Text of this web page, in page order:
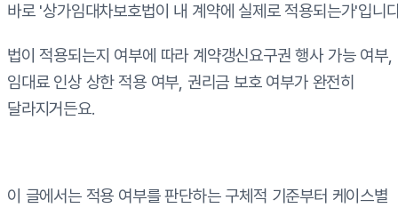
바로 '상가임대차보호법이 내 계약에 실제로 적용되는가'입니
법이 적용되는지 여부에 따라 계약갱신요구권 행사 가능 여부,
임대료 인상 상한 적용 여부, 권리금 보호 여부가 완전히
달라지거든요.
이 글에서는 적용 여부를 판단하는 구체적 기준부터 케이스별